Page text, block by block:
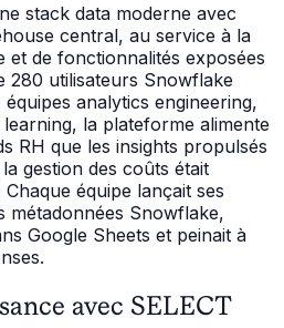
stack data moderne avec
central, au service à la
et de fonctionnalités exposées
280 utilisateurs Snowflake
analytics engineering,
la plateforme alimente
RH que les insights propulsés
gestion des coûts était
équipe lançait ses
métadonnées Snowflake,
Google Sheets et peinait à
avec SELECT